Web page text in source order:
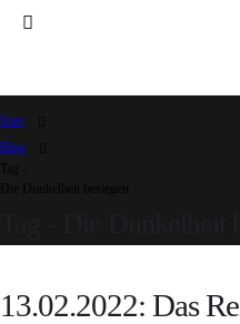
Start
Blog
13.02.2022: Das